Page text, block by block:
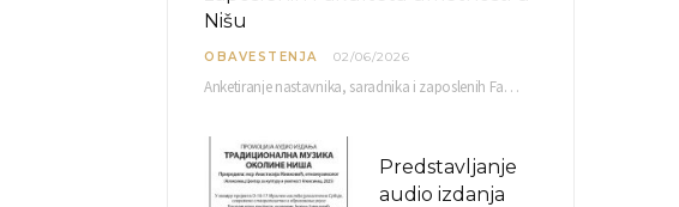
Nišu
OBAVESTENJA 02/06/2026
Anketiranje nastavnika, saradnika i zaposlenih Fakulteta umetnosti u Nišu radi sačinjavanja Izveštaja o samovrednovanju biće…
Predstavljanje
audio izdanja